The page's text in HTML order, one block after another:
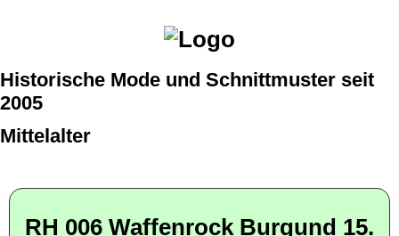
Historische Mode und Schnittmuster seit
2005
Mittelalter
RH 006 Waffenrock Burgund 15.